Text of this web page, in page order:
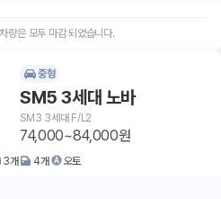
차량은 모두 마감 되었습니다.
중형
SM5 3세대 노바
SM3 3세대 F/L2
74,000~84,000원
3개 4개 오토